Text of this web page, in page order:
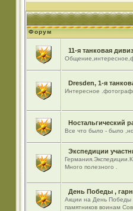
Форум
11-я танковая
Dresden, 1-я
Интересное
Ностальгический
Все что было - было
Экспедиции
Много полезного .
День Победы ,
Акции на День Победы
памятников воинам